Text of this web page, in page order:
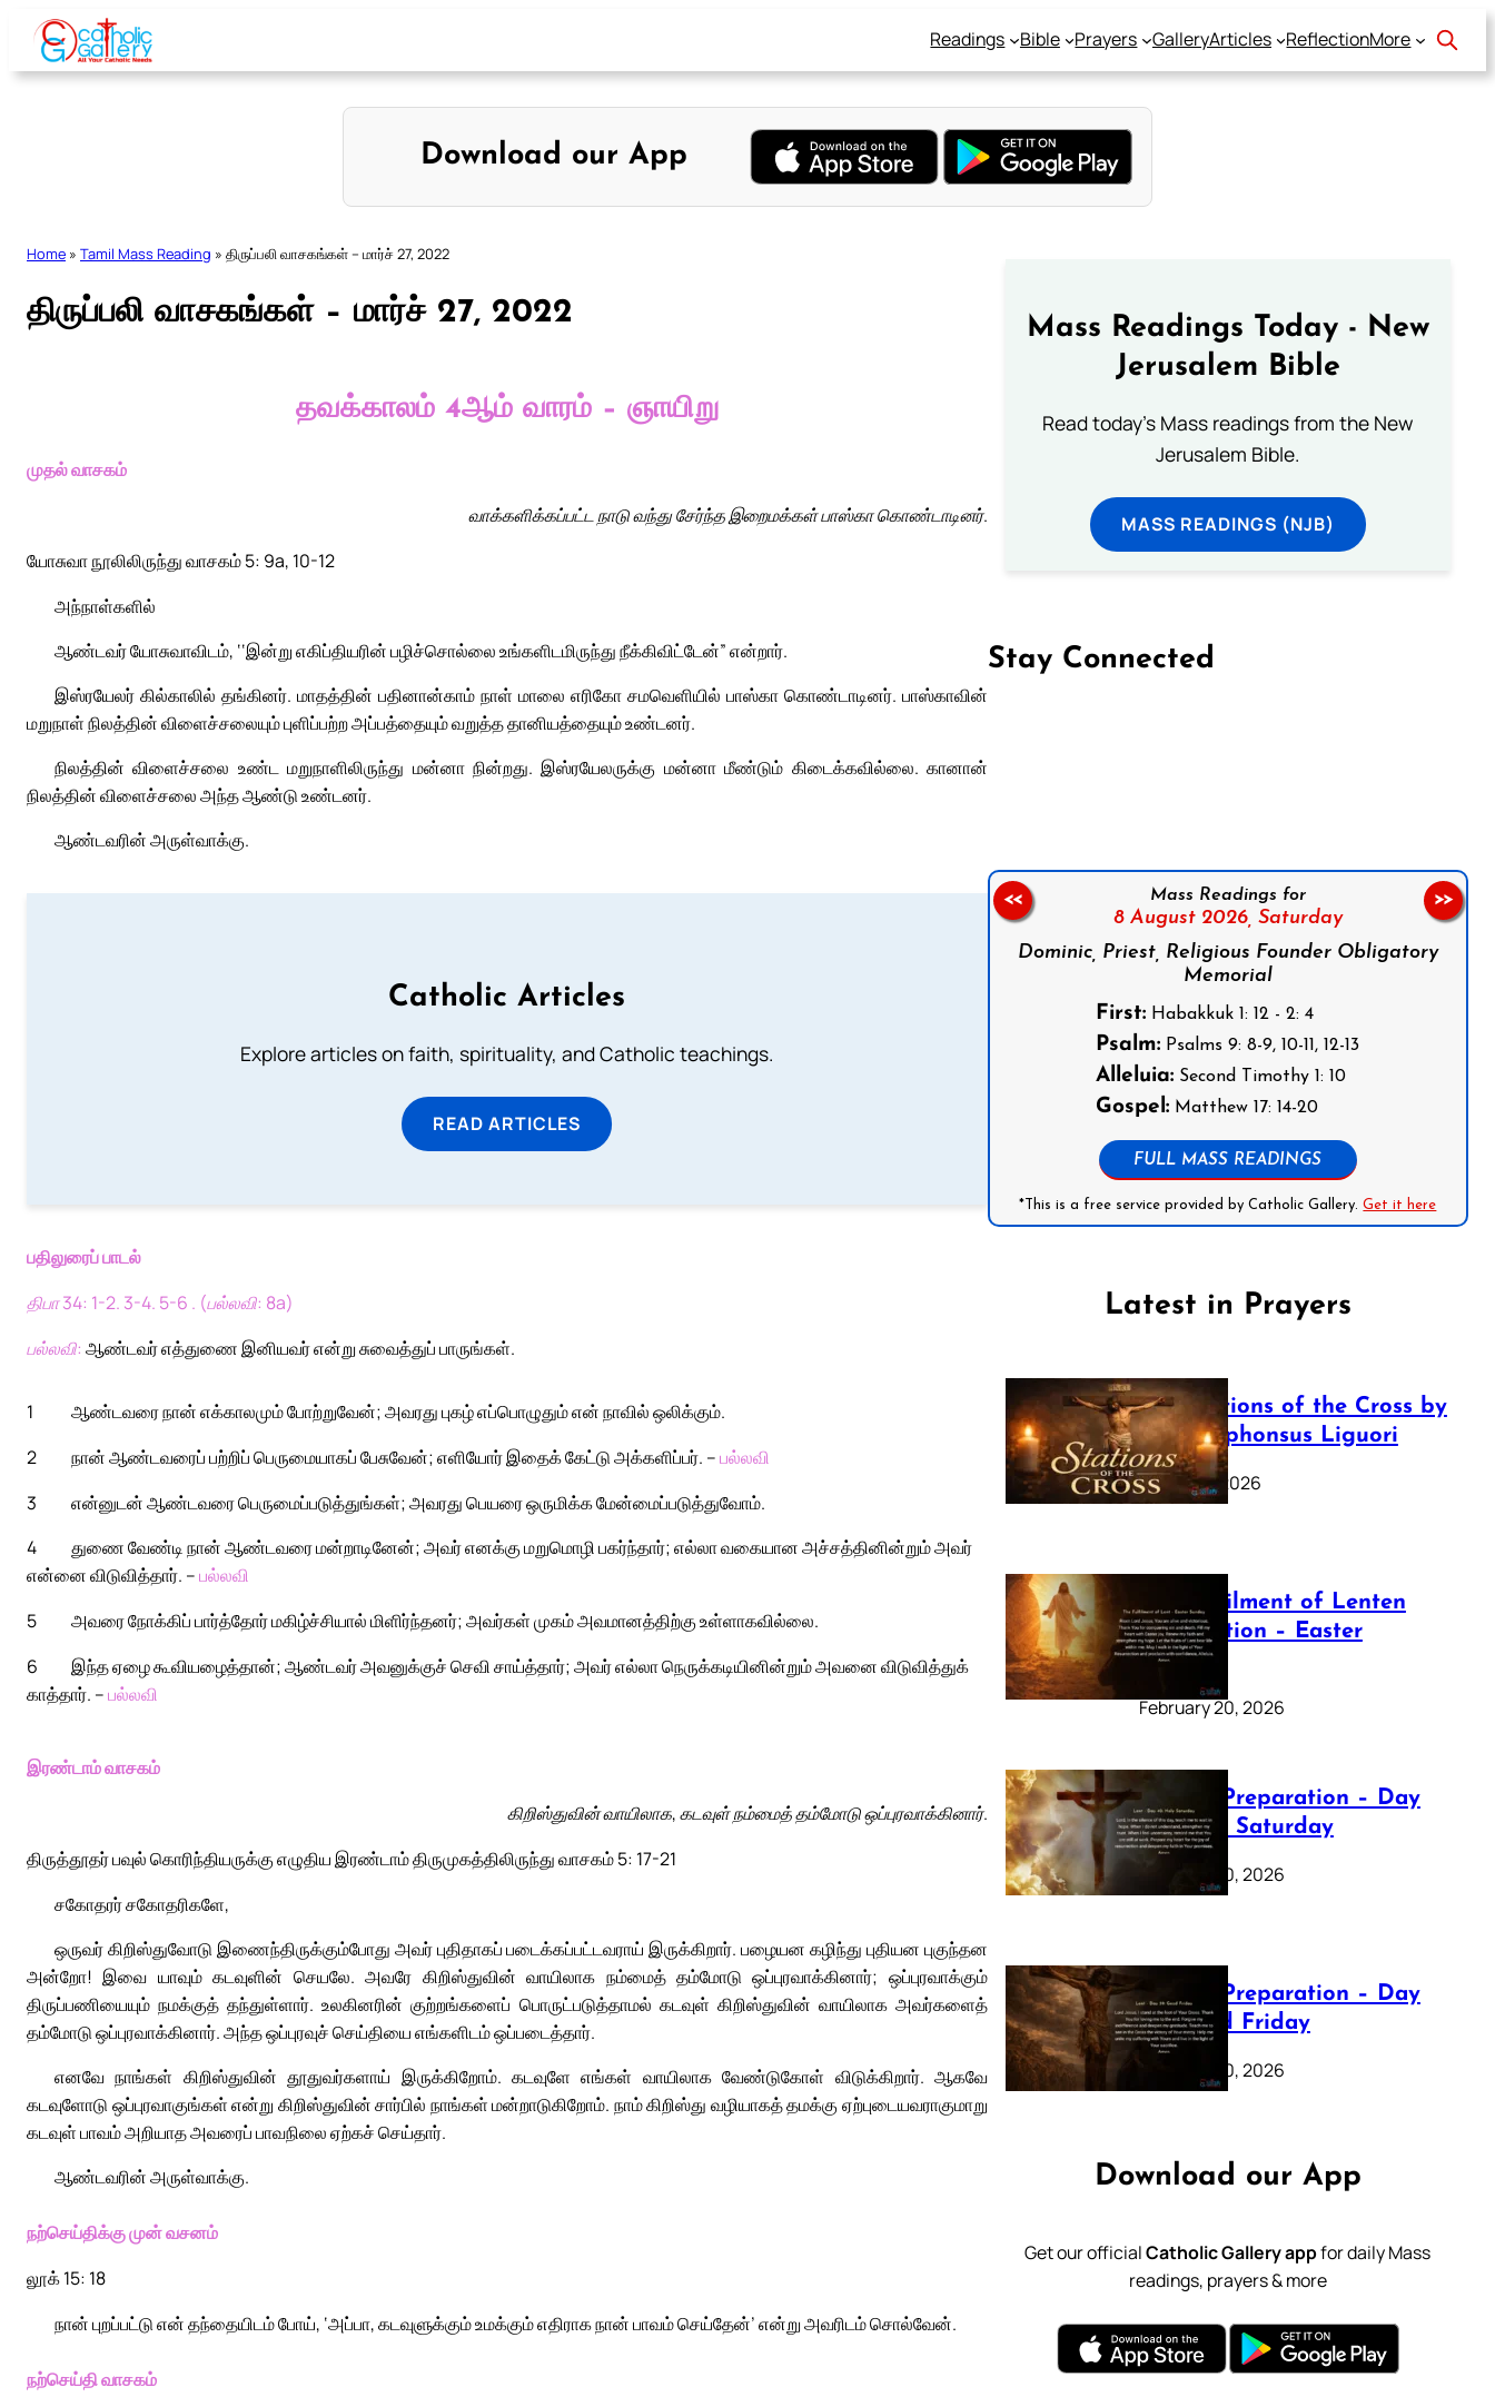
Skip
content
Readings Bible Prayers GalleryArticles ReflectionMore
Download our App
Home » Tamil Mass Reading » திருப்பலி வாசகங்கள் – மார்ச் 27, 2022
திருப்பலி வாசகங்கள் – மார்ச் 27, 2022
தவக்காலம் 4ஆம் வாரம் – ஞாயிறு
முதல் வாசகம்
வாக்களிக்கப்பட்ட நாடு வந்து சேர்ந்த இறைமக்கள் பாஸ்கா கொண்டாடினர்.
யோசுவா நூலிலிருந்து வாசகம் 5: 9a, 10-12
அந்நாள்களில்
ஆண்டவர் யோசுவாவிடம், ‘‘இன்று எகிப்தியரின் பழிச்சொல்லை உங்களிடமிருந்து நீக்கிவிட்டேன்” என்றார்.
இஸ்ரயேலர் கில்காலில் தங்கினர். மாதத்தின் பதினான்காம் நாள் மாலை எரிகோ சமவெளியில் பாஸ்கா கொண்டாடினர். பாஸ்காவின்
மறுநாள் நிலத்தின் விளைச்சலையும் புளிப்பற்ற அப்பத்தையும் வறுத்த தானியத்தையும் உண்டனர்.
நிலத்தின் விளைச்சலை உண்ட மறுநாளிலிருந்து மன்னா நின்றது. இஸ்ரயேலருக்கு மன்னா மீண்டும் கிடைக்கவில்லை. கானான்
நிலத்தின் விளைச்சலை அந்த ஆண்டு உண்டனர்.
ஆண்டவரின் அருள்வாக்கு.
Catholic Articles
Explore articles on faith, spirituality, and Catholic teachings.
READ ARTICLES
பதிலுரைப் பாடல்
திபா 34: 1-2. 3-4. 5-6 . (பல்லவி: 8a)
பல்லவி: ஆண்டவர் எத்துணை இனியவர் என்று சுவைத்துப் பாருங்கள்.
1
ஆண்டவரை நான் எக்காலமும் போற்றுவேன்; அவரது புகழ் எப்பொழுதும் என் நாவில் ஒலிக்கும்.
2
நான் ஆண்டவரைப் பற்றிப் பெருமையாகப் பேசுவேன்; எளியோர் இதைக் கேட்டு அக்களிப்பர். –பல்லவி
3
என்னுடன் ஆண்டவரை பெருமைப்படுத்துங்கள்; அவரது பெயரை ஒருமிக்க மேன்மைப்படுத்துவோம்.
4
துணை வேண்டி நான் ஆண்டவரை மன்றாடினேன்; அவர் எனக்கு மறுமொழி பகர்ந்தார்; எல்லா வகையான அச்சத்தினின்றும் அவர்
என்னை விடுவித்தார். –பல்லவி
5
அவரை நோக்கிப் பார்த்தோர் மகிழ்ச்சியால் மிளிர்ந்தனர்; அவர்கள் முகம் அவமானத்திற்கு உள்ளாகவில்லை.
6
இந்த ஏழை கூவியழைத்தான்; ஆண்டவர் அவனுக்குச் செவி சாய்த்தார்; அவர் எல்லா நெருக்கடியினின்றும் அவனை விடுவித்துக்
காத்தார். –பல்லவி
இரண்டாம் வாசகம்
கிறிஸ்துவின் வாயிலாக, கடவுள் நம்மைத் தம்மோடு ஒப்புரவாக்கினார்.
திருத்தூதர் பவுல் கொரிந்தியருக்கு எழுதிய இரண்டாம் திருமுகத்திலிருந்து வாசகம் 5: 17-21
சகோதரர் சகோதரிகளே,
ஒருவர் கிறிஸ்துவோடு இணைந்திருக்கும்போது அவர் புதிதாகப் படைக்கப்பட்டவராய் இருக்கிறார். பழையன கழிந்து புதியன புகுந்தன
அன்றோ! இவை யாவும் கடவுளின் செயலே. அவரே கிறிஸ்துவின் வாயிலாக நம்மைத் தம்மோடு ஒப்புரவாக்கினார்; ஒப்புரவாக்கும்
திருப்பணியையும் நமக்குத் தந்துள்ளார். உலகினரின் குற்றங்களைப் பொருட்படுத்தாமல் கடவுள் கிறிஸ்துவின் வாயிலாக அவர்களைத்
தம்மோடு ஒப்புரவாக்கினார். அந்த ஒப்புரவுச் செய்தியை எங்களிடம் ஒப்படைத்தார்.
எனவே நாங்கள் கிறிஸ்துவின் தூதுவர்களாய் இருக்கிறோம். கடவுளே எங்கள் வாயிலாக வேண்டுகோள் விடுக்கிறார். ஆகவே
கடவுளோடு ஒப்புரவாகுங்கள் என்று கிறிஸ்துவின் சார்பில் நாங்கள் மன்றாடுகிறோம். நாம் கிறிஸ்து வழியாகத் தமக்கு ஏற்புடையவராகுமாறு
கடவுள் பாவம் அறியாத அவரைப் பாவநிலை ஏற்கச் செய்தார்.
ஆண்டவரின் அருள்வாக்கு.
நற்செய்திக்கு முன் வசனம்
லூக் 15: 18
நான் புறப்பட்டு என் தந்தையிடம் போய், ‘அப்பா, கடவுளுக்கும் உமக்கும் எதிராக நான் பாவம் செய்தேன்’ என்று அவரிடம் சொல்வேன்.
நற்செய்தி வாசகம்
Mass Readings Today - New
Jerusalem Bible
Read today's Mass readings from the New
Jerusalem Bible.
MASS READINGS (NJB)
Stay Connected
Follow us on Facebook
Mass Readings for
8 August 2026, Saturday
Dominic, Priest, Religious Founder Obligatory
Memorial
First: Habakkuk 1: 12 - 2: 4
Psalm: Psalms 9: 8-9, 10-11, 12-13
Alleluia: Second Timothy 1: 10
Gospel: Matthew 17: 14-20
FULL MASS READINGS
*This is a free service provided by Catholic Gallery.Get it here
<< >>
Latest in Prayers
The Stations of the Cross by
Saint Alphonsus Liguori
March 16, 2026
The Fulfilment of Lenten
Preparation – Easter
Sunday
February 20, 2026
Lenten Preparation – Day
40: Holy Saturday
February 20, 2026
Lenten Preparation – Day
39: Good Friday
February 20, 2026
Download our App
Get our officialCatholic Gallery appfor daily Mass
readings, prayers & more